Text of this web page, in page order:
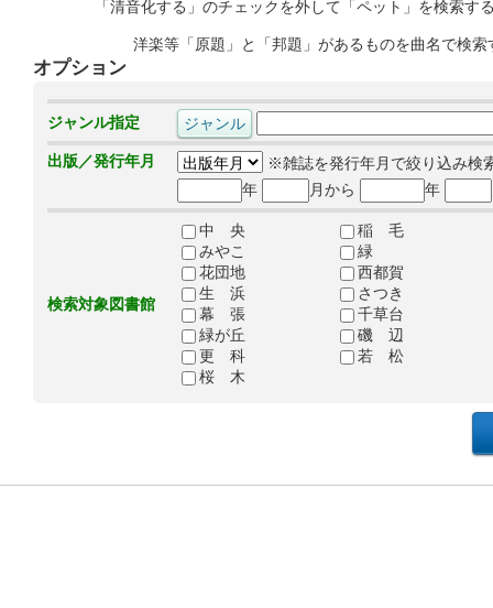
「清音化する」のチェックを外して「ペット」を検索
洋楽等「原題」と「邦題」があるものを曲名で検
オプション
ジャンル指定
出版／発行年月
※雑誌を発行年月で絞り込み検
年
月から 年
検索対象図書館
中 央
稲 毛
みやこ
緑
花団地
西都賀
生 浜
さつき
幕 張
千草台
緑が丘
磯 辺
更 科
若 松
桜 木